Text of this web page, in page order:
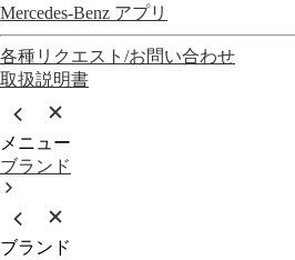
Mercedes-Benz アプリ
各種リクエスト/お問い合わせ
取扱説明書
メニュー
ブランド
ブランド